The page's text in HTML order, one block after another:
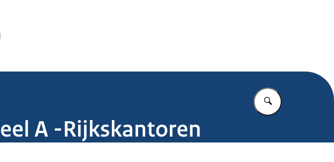
Vul in wat u
A -Rijkskantoren